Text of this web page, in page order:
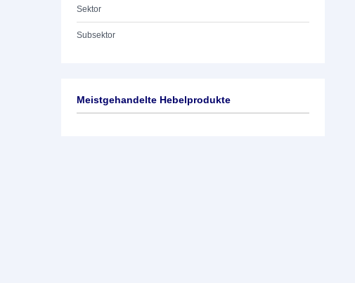
Sektor
Subsektor
Meistgehandelte Hebelprodukte